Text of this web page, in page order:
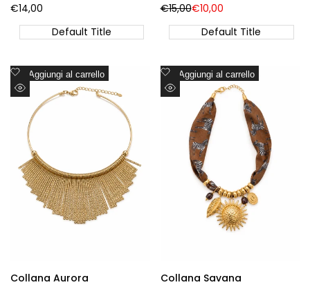
Prezzo
vendita
€14,00
Default Title
Prezzo
Regolare
€15,00Prezzo
vendita
€10,00
Default Title
Aggiungi al carrello
Aggiungi
alla
lista
dei
desideri
Visualizzazione
Rapida
Collana Aurora
Aggiungi al carrello
Aggiungi
alla
desideri
Visualizzazione
Collana Savana